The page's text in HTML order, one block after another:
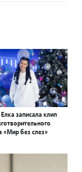
записала клип
«Мир без слез»